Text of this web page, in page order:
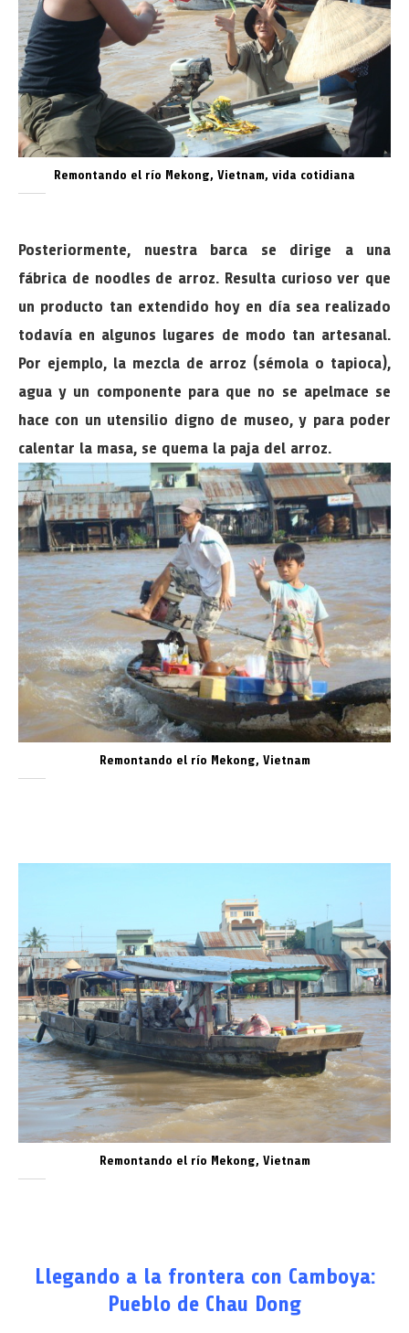
Remontando el río Mekong, Vietnam, vida cotidiana
Posteriormente, nuestra barca se dirige a una
fábrica de noodles de arroz. Resulta curioso ver que
un producto tan extendido hoy en día sea realizado
todavía en algunos lugares de modo tan artesanal.
Por ejemplo, la mezcla de arroz (sémola o tapioca),
agua y un componente para que no se apelmace se
hace con un utensilio digno de museo, y para poder
calentar la masa, se quema la paja del arroz.
Remontando el río Mekong, Vietnam
Remontando el río Mekong, Vietnam
Llegando a la frontera con Camboya:
Pueblo de Chau Dong